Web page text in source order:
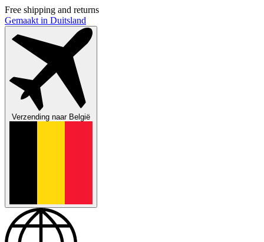
Free shipping and returns
Gemaakt in Duitsland
Verzending naarBelgië